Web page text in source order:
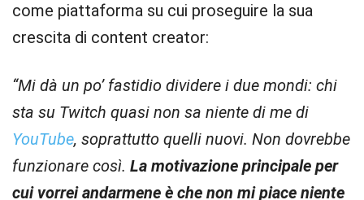
come piattaforma su cui proseguire la sua
crescita di content creator:
“Mi dà un po’ fastidio dividere i due mondi: chi
sta su Twitch quasi non sa niente di me di
YouTube, soprattutto quelli nuovi. Non dovrebbe
funzionare così. La motivazione principale per
cui vorrei andarmene è che non mi piace niente